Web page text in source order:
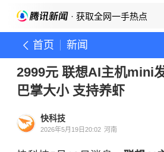
· 获取全网一手热点
首页 新闻
2999元 联想AI主机mini
巴掌大小 支持养虾
快科技
2026年5月19日20:02 河南